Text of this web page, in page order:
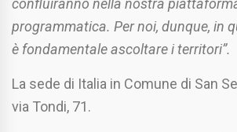
confluiranno nella nostra
programmatica. Per noi, dunque, in
è fondamentale ascoltare i territori”.
La sede di Italia in Comune di San
via Tondi, 71.